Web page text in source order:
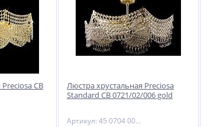
CB
Люстра хрустальная Preciosa
Standard CB 0721/02/006 gold
Артикул: 45 0704 006 07 00 06 35